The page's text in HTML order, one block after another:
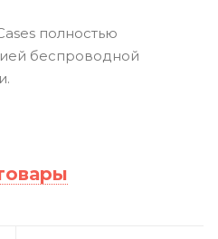
полностью
беспроводной